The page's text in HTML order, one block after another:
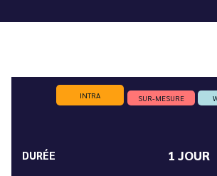
INTRA SUR-MESURE
DURÉE 1 JOUR